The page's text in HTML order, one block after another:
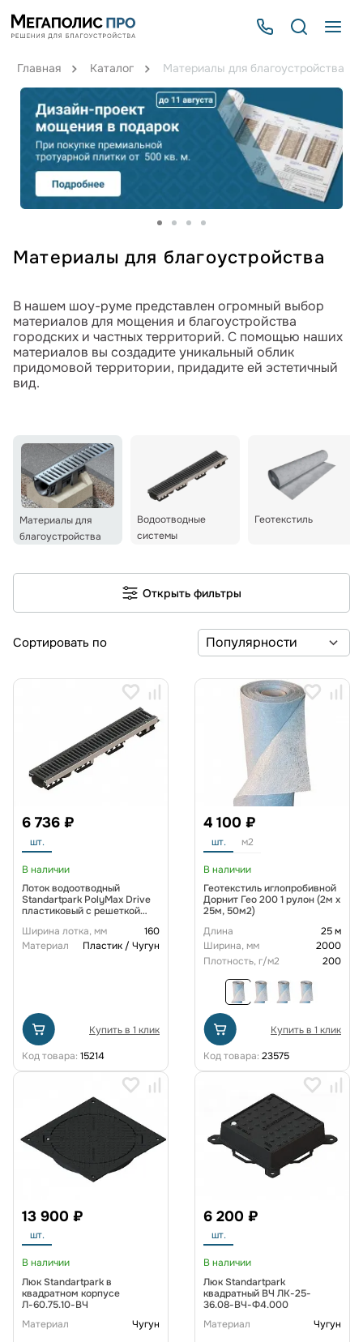
Главная Каталог Материалы для благоустройства
Материалы для благоустройства
В нашем шоу-руме представлен огромный выбор
материалов для мощения и благоустройства
городских и частных территорий. С помощью наших
материалов вы создадите уникальный облик
придомовой территории, придадите ей эстетичный
вид.
Материалы для
благоустройства
Водоотводные
системы
Геотекстиль
Открыть фильтры
Сортировать по
6 736 ₽
шт.
В наличии
Лоток водоотводный
Standartpark PolyMax Drive
пластиковый с решеткой
(комплект) 0805034-М
Ширина лотка, мм
160
Материал
Пластик / Чугун
Купить в 1 клик
Код товара: 15214
4 100 ₽
шт. м2
В наличии
Геотекстиль иглопробивной
Дорнит Гео 200 1 рулон (2м x
25м, 50м2)
Длина
25 м
Ширина, мм
2000
Плотность, г/м2
200
Купить в 1 клик
Код товара: 23575
13 900 ₽
шт.
В наличии
Люк Standartpark в
квадратном корпусе
Л-60.75.10-ВЧ
Материал
Чугун
6 200 ₽
шт.
В наличии
Люк Standartpark
квадратный ВЧ ЛК-25-
36.08-ВЧ-Ф4.000
Материал
Чугун